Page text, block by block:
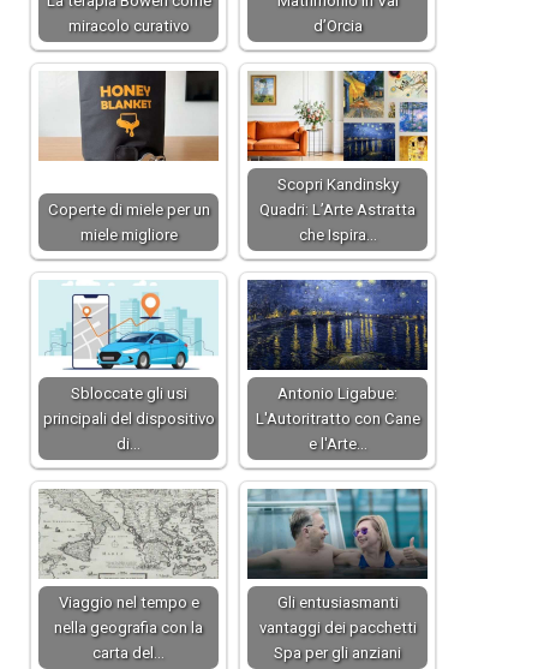
miracolo curativo
d’Orcia
Coperte di miele per un
miele migliore
Scopri Kandinsky
Quadri: L’Arte Astratta
che Ispira…
Sbloccate gli usi
principali del dispositivo
di…
Antonio Ligabue:
L'Autoritratto con Cane
e l'Arte…
Viaggio nel tempo e
nella geografia con la
carta del…
Gli entusiasmanti
vantaggi dei pacchetti
Spa per gli anziani